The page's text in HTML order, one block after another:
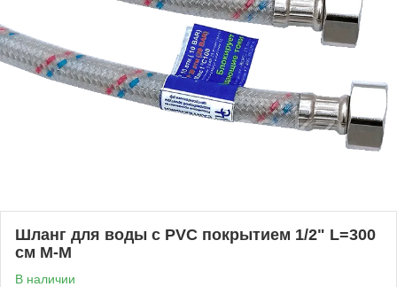
Шланг для воды с PVC покрытием 1/2" L=300
см М-М
В наличии